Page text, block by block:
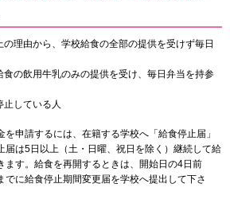
理由から、学校給食の全部の提供を受けず毎日
食の飲用牛乳のみの提供を受け、毎日弁当を持参
止している人
を申請するには、在籍する学校へ「給食停止届」
届は5日以上（土・日曜、祝日を除く）継続して給
ます。給食を再開するときは、開始日の4日前
でに給食停止期間変更届を学校へ提出して下さ